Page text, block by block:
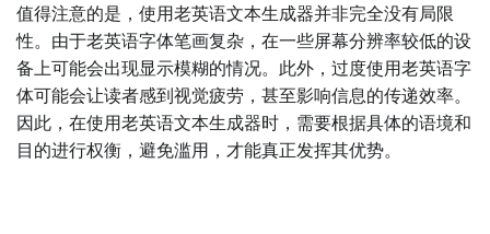
值得注意的是，使用老英语文本生成器并非完全没有局限
性。由于老英语字体笔画复杂，在一些屏幕分辨率较低的设
备上可能会出现显示模糊的情况。此外，过度使用老英语字
体可能会让读者感到视觉疲劳，甚至影响信息的传递效率。
因此，在使用老英语文本生成器时，需要根据具体的语境和
目的进行权衡，避免滥用，才能真正发挥其优势。